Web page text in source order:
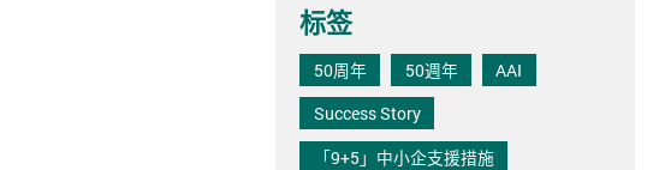
标签
50周年 50週年
AAI
Success Story
「9+5」中小企支援措施